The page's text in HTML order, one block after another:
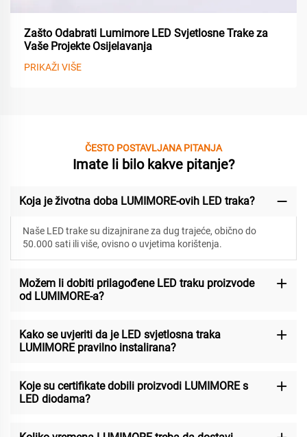
Zašto Odabrati Lumimore LED Svjetlosne Trake za
Vaše Projekte Osijelavanja
PRIKAŽI VIŠE
ČESTO POSTAVLJANA PITANJA
Imate li bilo kakve pitanje?
Koja je životna doba LUMIMORE-ovih LED traka?
Naše LED trake su dizajnirane za dug trajeće, obično do
50.000 sati ili više, ovisno o uvjetima korištenja.
Možem li dobiti prilagođene LED traku proizvode
od LUMIMORE-a?
Kako se uvjeriti da je LED svjetlosna traka
LUMIMORE pravilno instalirana?
Koje su certifikate dobili proizvodi LUMIMORE s
LED diodama?